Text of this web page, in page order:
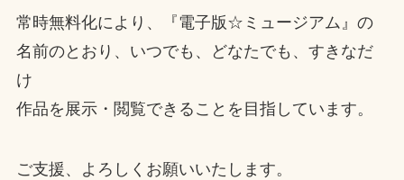
常時無料化により、『電子版☆ミュージアム』の
名前のとおり、いつでも、どなたでも、すきなだ
け
作品を展示・閲覧できることを目指しています。
ご支援、よろしくお願いいたします。